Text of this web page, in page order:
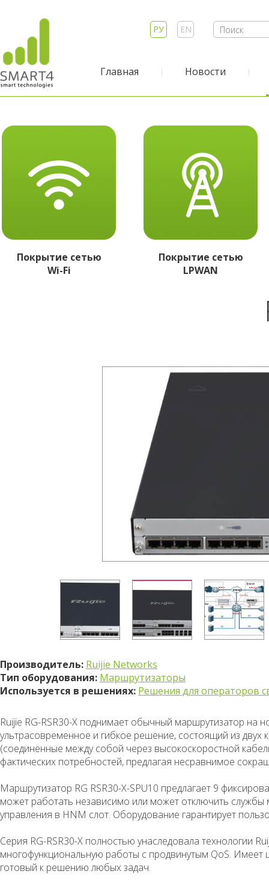
РУ EN
Главная Новости
Покрытие сетью
Wi-Fi
Покрытие сетью
LPWAN
Производитель: Ruijie Networks
Тип оборудования: Маршрутизаторы
Используется в решениях: Решения для операторов
Ruijie RG-RSR30-X поднимает обычный маршрутизатор на
ультрасовременное и гибкое решение, состоящий из двух
(соединённые между собой через высокоскоростной
фактических потребностей, предлагая несравнимое
Маршрутизатор RG RSR30-X-SPU10 предлагает 9
может работать независимо или может отключить службы
управления в HNM слот. Оборудование гарантирует
Серия RG-RSR30-X полностью унаследовала технологии
многофункциональную работы с продвинутым QoS. Имеет
готовый к решению любых задач.